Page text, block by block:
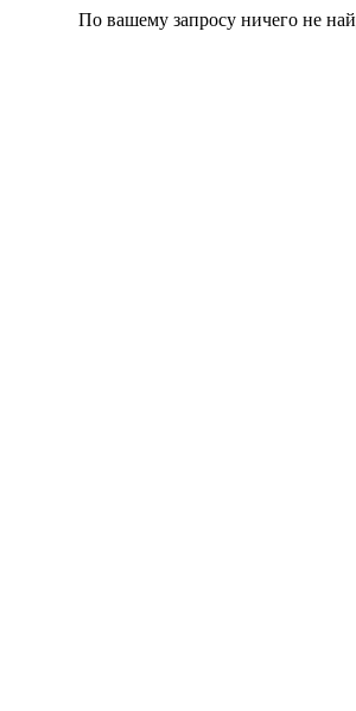
По вашему запросу ничего не